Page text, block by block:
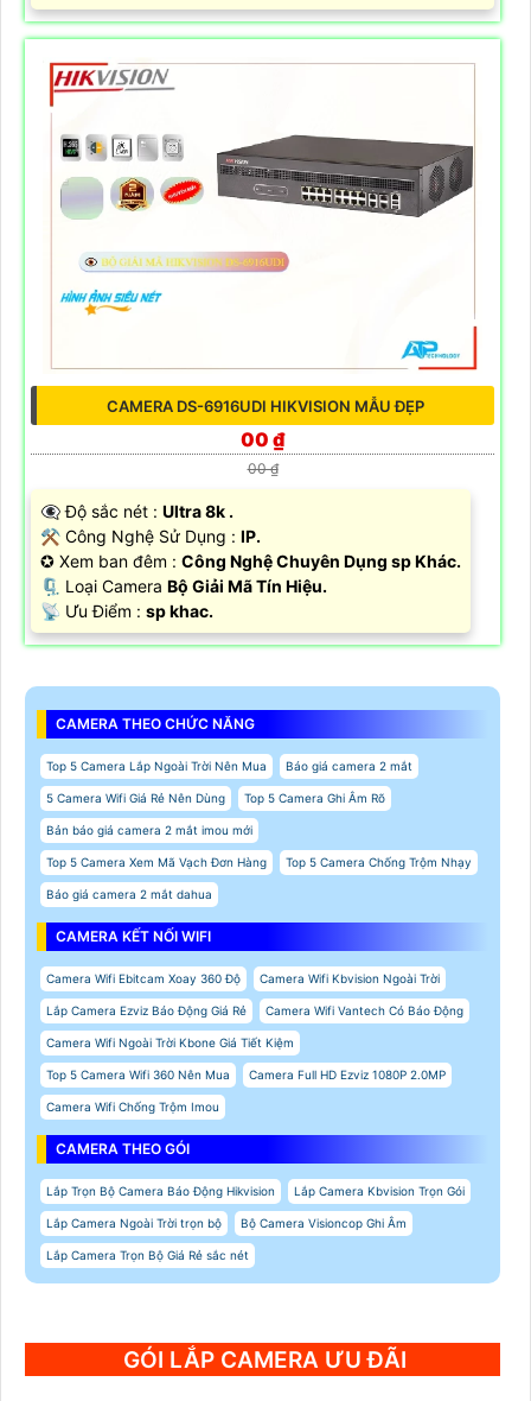
CAMERA DS-6916UDI HIKVISION MẪU ĐẸP
00 ₫
00 ₫
👁️‍🗨 Độ sắc nét : Ultra 8k .
⚒ Công Nghệ Sử Dụng : IP.
✪ Xem ban đêm : Công Nghệ Chuyên Dụng sp Khác.
🗜️ Loại Camera Bộ Giải Mã Tín Hiệu.
️📡 Ưu Điểm : sp khac.
CAMERA THEO CHỨC NĂNG
Top 5 Camera Lắp Ngoài Trời Nên Mua Báo giá camera 2 mắt
5 Camera Wifi Giá Rẻ Nên Dùng Top 5 Camera Ghi Âm Rõ
Bản báo giá camera 2 mắt imou mới
Top 5 Camera Xem Mã Vạch Đơn Hàng Top 5 Camera Chống Trộm Nhạy
Báo giá camera 2 mắt dahua
CAMERA KẾT NỐI WIFI
Camera Wifi Ebitcam Xoay 360 Độ Camera Wifi Kbvision Ngoài Trời
Lắp Camera Ezviz Báo Động Giá Rẻ Camera Wifi Vantech Có Báo Động
Camera Wifi Ngoài Trời Kbone Giá Tiết Kiệm
Top 5 Camera Wifi 360 Nên Mua Camera Full HD Ezviz 1080P 2.0MP
Camera Wifi Chống Trộm Imou
CAMERA THEO GÓI
Lắp Trọn Bộ Camera Báo Động Hikvision Lắp Camera Kbvision Trọn Gói
Lắp Camera Ngoài Trời trọn bộ Bộ Camera Visioncop Ghi Âm
Lắp Camera Trọn Bộ Giá Rẻ sắc nét
GÓI LẮP CAMERA ƯU ĐÃI